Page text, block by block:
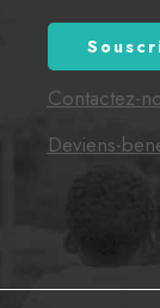
Contactez-
Deviens-